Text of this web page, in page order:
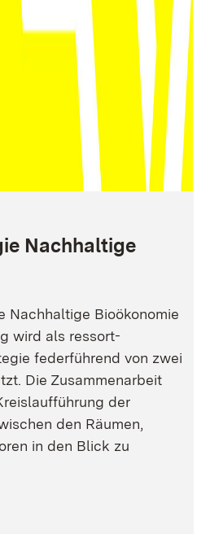
Nachhaltige
Nachhaltige Bioökonomie
wird als ressort-
federführend von zwei
Die Zusammenarbeit
der
den Räumen,
in den Blick zu